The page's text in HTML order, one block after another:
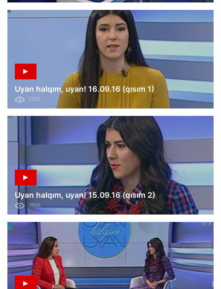
Uyan halqım, uyan! 16.09.16 (qısım 1)
2102
Uyan halqım, uyan! 15.09.16 (qısım 2)
1934